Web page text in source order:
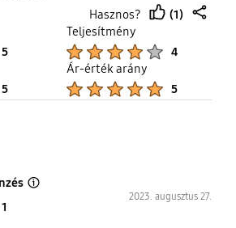
Hasznos?
up
(1)
5
Teljesítmény
4
5
Ár-érték arány
5
1
2023. augusztus 27.